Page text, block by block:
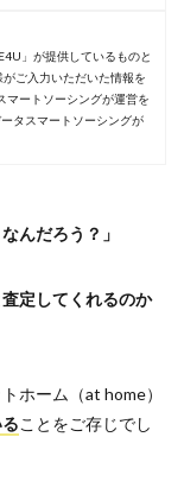
」が提供しているものと
ご入力いただいた情報を
マートソーシングが運営を
タスマートソーシングが
んだろう？」
定してくれるのか
ホーム（at home）
ことをご存じでし